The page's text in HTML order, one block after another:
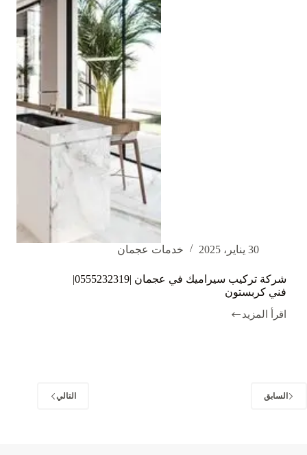
30 يناير، 2025 خدمات عجمان
شركة تركيب سيراميك في عجمان |0555232319|
فني كربستون
اقرأ المزيد
شركة
فني
السابق التالي